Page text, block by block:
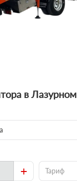
в Лазурном
+ Тариф